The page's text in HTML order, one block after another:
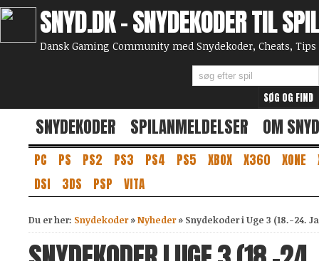
SNYD.DK - SNYDEKODER TIL SPIL
Dansk Gaming Community med Snydekoder, Cheats,
SNYDEKODER SPILANMELDELSER OM SNYD
PC PS PS2 PS3 PS4 PS5 XBOX X360 XONE
DSI
3DS PSP VITA
Du er her: Snydekoder»Nyheder» Snydekoder i Uge 3 (18.-24.